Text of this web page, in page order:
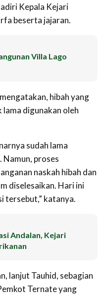
Kepala Kejari
beserta jajaran.
Villa Lago
hibah yang
lama digunakan oleh
sudah lama
proses
naskah hibah dan
diselesaikan. Hari ini
tersebut,” katanya.
Andalan, Kejari
lanjut Tauhid, sebagian
Ternate yang